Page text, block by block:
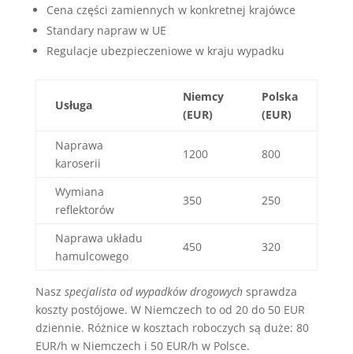
Cena części zamiennych w konkretnej krajówce
Standary napraw w UE
Regulacje ubezpieczeniowe w kraju wypadku
Usługa
Niemcy
(EUR)
Polska
(EUR)
Naprawa
karoserii
1200 800
Wymiana
reflektorów
350 250
Naprawa układu
hamulcowego
450 320
Nasz specjalista od wypadków drogowychsprawdza
koszty postójowe. W Niemczech to od 20 do 50 EUR
dziennie. Różnice w kosztach roboczych są duże: 80
EUR/h w Niemczech i 50 EUR/h w Polsce.